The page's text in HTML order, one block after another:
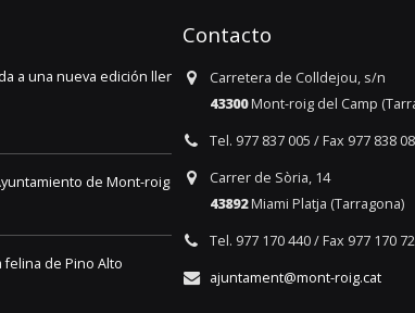
edición llena de
de Mont-roig del Camp
Alto
Nuevo casal ‘L’última
Camp y Miami Platja
Disponible el Comunica,
29 de julio de 2026
Adjudicado el contrato
Contacto
Carretera de Colldejou, s/n
43300Mont-roig del Camp
Tel. 977 837 005 / Fax 977 838
Carrer de Sòria, 14
43892Miami Platja (Tarragona)
Tel. 977 170 440 / Fax 977 170
ajuntament@mont-roig.cat